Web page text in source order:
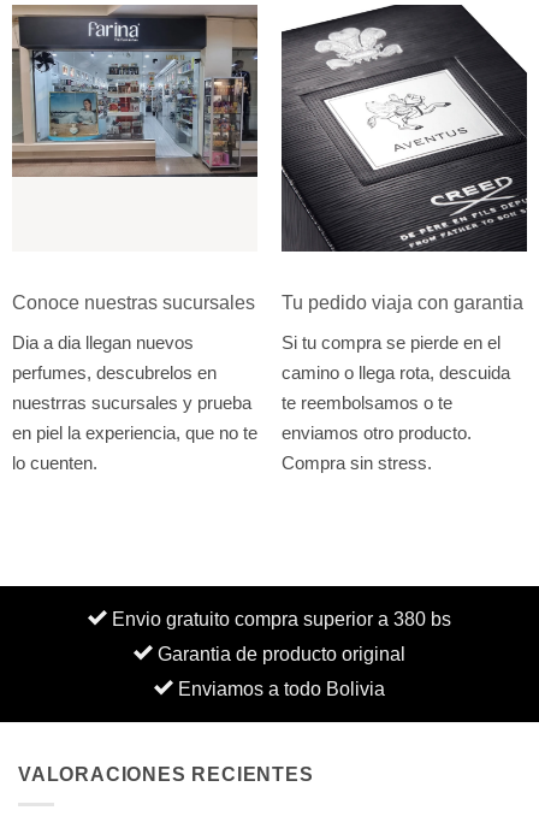
Conoce nuestras sucursales
Dia a dia llegan nuevos
perfumes, descubrelos en
nuestrras sucursales y prueba
en piel la experiencia, que no te
lo cuenten.
Tu pedido viaja con garantia
Si tu compra se pierde en el
camino o llega rota, descuida
te reembolsamos o te
enviamos otro producto.
Compra sin stress.
Envio gratuito compra superior a 380 bs
Garantia de producto original
Enviamos a todo Bolivia
VALORACIONES RECIENTES